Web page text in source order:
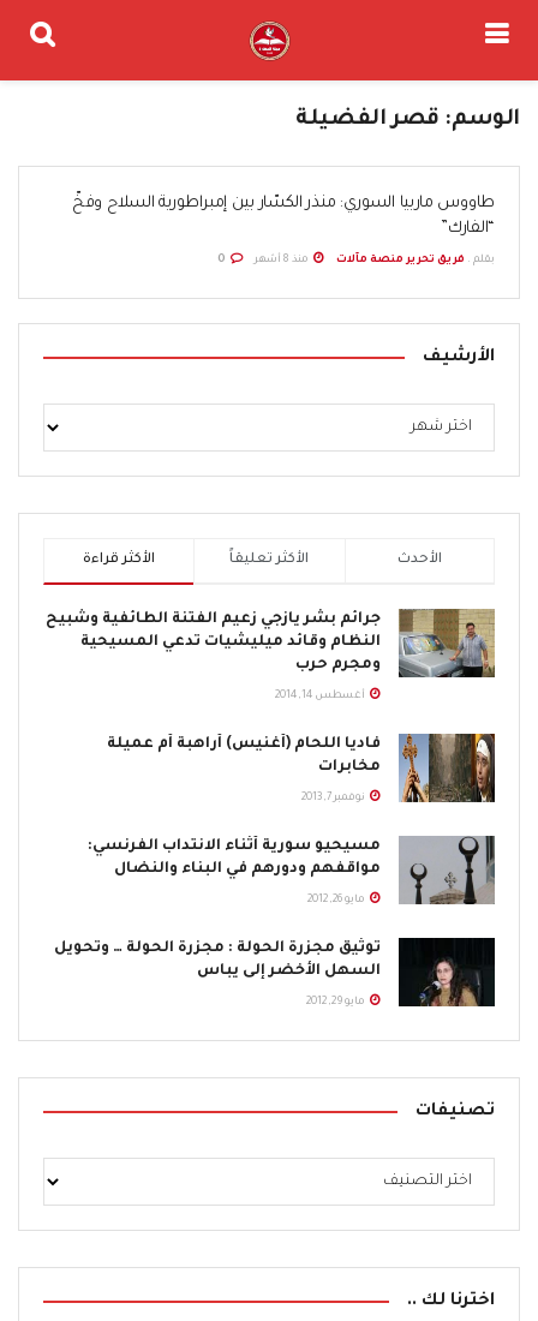
الوسم: قصر الفضيلة
طاووس ماربيا السوري: منذر الكسّار بين إمبراطورية السلاح وفخّ
“الفارك”
بقلم . فريق تحرير منصة مآلات منذ 8 أشهر
الأرشيف
الأكثر قراءة الأكثر تعليقاً الأحدث
جرائم بشر يازجي زعيم الفتنة الطائفية وشبيح
النظام وقائد ميليشيات تدعي المسيحية
ومجرم حرب
أغسطس 14, 2014
فاديا اللحام (أغنيس) أراهبة أم عميلة
مخابرات
نوفمبر 7, 2013
مسيحيو سورية أثناء الانتداب الفرنسي:
مواقفهم ودورهم في البناء والنضال
مايو 26, 2012
توثيق مجزرة الحولة : مجزرة الحولة … وتحويل
السهل الأخضر إلى يباس
مايو 29, 2012
تصنيفات
اخترنا لك ..